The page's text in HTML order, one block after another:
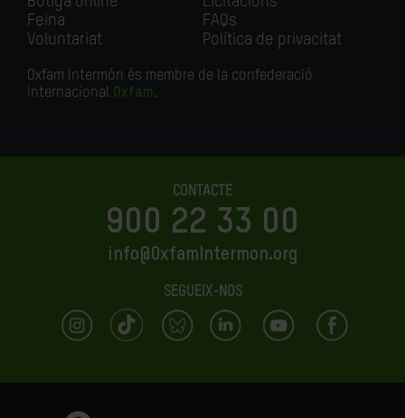
Feina
Voluntariat
FAQs
Política de privacitat
Oxfam Intermón és membre de la confederació
internacional Oxfam.
CONTACTE
900 22 33 00
info@OxfamIntermon.org
SEGUEIX-NOS